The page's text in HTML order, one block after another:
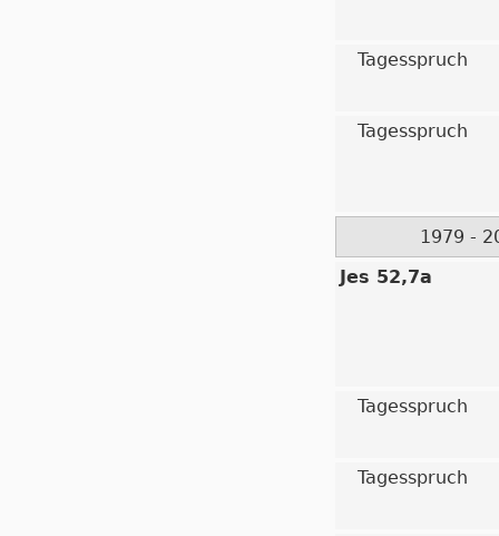
Tagesspruch
Tagesspruch
1979 -
Jes 52,7a
Tagesspruch
Tagesspruch